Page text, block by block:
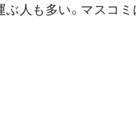
人も多い。マスコ